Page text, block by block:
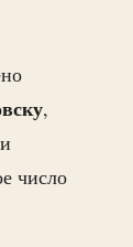
,
и
число